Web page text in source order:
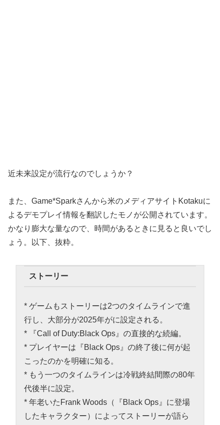
近未来設定が流行なのでしょうか？
また、Game*Sparkさんから米のメディアサイトKotakuに
よるデモプレイ情報を翻訳したモノが公開されています。
かなり膨大な量なので、時間があるときに見ると良いでし
ょう。以下、抜粋。
ストーリー
* ゲームもストーリーは2つのタイムラインで進
行し、大部分が2025年がに設定される。
* 『Call of Duty:Black Ops』の直接的な続編。
* プレイヤーは『Black Ops』の終了後に何が起
こったのかを明確に知る。
* もう一つのタイムラインは冷戦終結間際の80年
代後半に設定。
* 年老いたFrank Woods（『Black Ops』に登場
したキャラクター）によってストーリーが語ら